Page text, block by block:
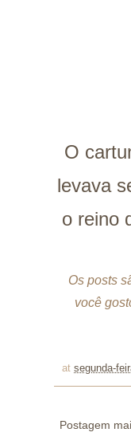
O
levava
o reino
Os posts
você
at segunda-
Postagem